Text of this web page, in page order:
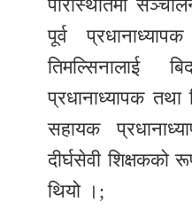
परिस्थितिमा
पूर्व
तिमल्सिनालाई
प्रधानाध्यापक
सहायक
दीर्घसेवी शिक्षकको
थियो ।;